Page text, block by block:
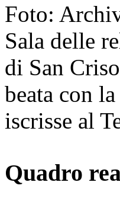
Foto:
Sala delle
di San
beata con
iscrisse al
Quadro